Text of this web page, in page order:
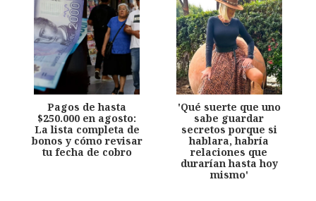
Pagos de hasta
$250.000 en agosto:
La lista completa de
bonos y cómo revisar
tu fecha de cobro
'Qué suerte que uno
sabe guardar
secretos porque si
hablara, habría
relaciones que
durarían hasta hoy
mismo'